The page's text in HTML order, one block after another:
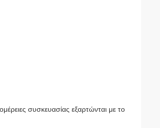
συσκευασίας εξαρτώνται με το